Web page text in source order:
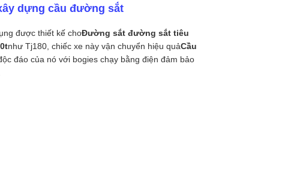
dựng cầu đường sắt
được thiết kế choĐường sắt đường sắt tiêu
như Tj180, chiếc xe này vận chuyển hiệu quảCầu
đáo của nó với bogies chạy bằng điện đảm bảo